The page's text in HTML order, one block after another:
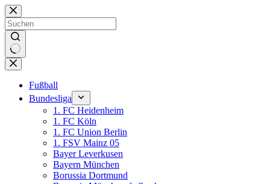
Zum
Inhalt
springen
Keine
Ergebnisse
Fußball
Bundesliga
1. FC Heidenheim
1. FC Köln
1. FC Union Berlin
1. FSV Mainz 05
Bayer Leverkusen
Bayern München
Borussia Dortmund